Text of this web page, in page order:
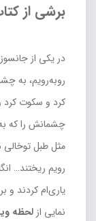
برشی از
در یکی از
روبه‌رویم، به
کرد و سکوت کرد
چشمانش را که
مثل طبل
رویم ریختند…
یاری‌ام کردند و
نمایی از لحظه